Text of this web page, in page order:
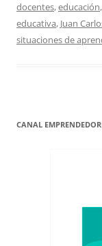
docentes,educación,
educativa, Juan
situaciones de
CANAL